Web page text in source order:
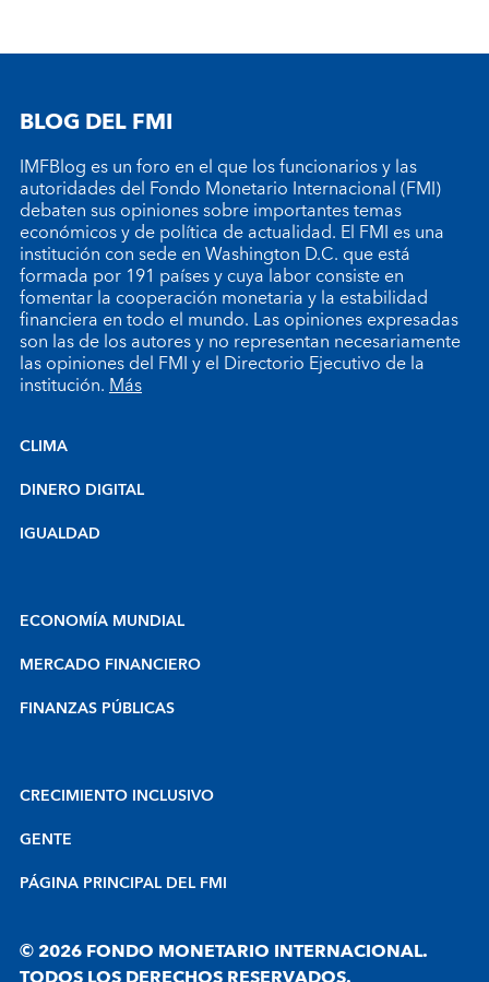
BLOG DEL FMI
IMFBlog es un foro en el que los funcionarios y las
autoridades del Fondo Monetario Internacional (FMI)
debaten sus opiniones sobre importantes temas
económicos y de política de actualidad. El FMI es una
institución con sede en Washington D.C. que está
formada por 191 países y cuya labor consiste en
fomentar la cooperación monetaria y la estabilidad
financiera en todo el mundo. Las opiniones expresadas
son las de los autores y no representan necesariamente
las opiniones del FMI y el Directorio Ejecutivo de la
institución.Más
CLIMA
DINERO DIGITAL
IGUALDAD
ECONOMÍA MUNDIAL
MERCADO FINANCIERO
FINANZAS PÚBLICAS
CRECIMIENTO INCLUSIVO
GENTE
PÁGINA PRINCIPAL DEL FMI
© 2026 FONDO MONETARIO INTERNACIONAL.